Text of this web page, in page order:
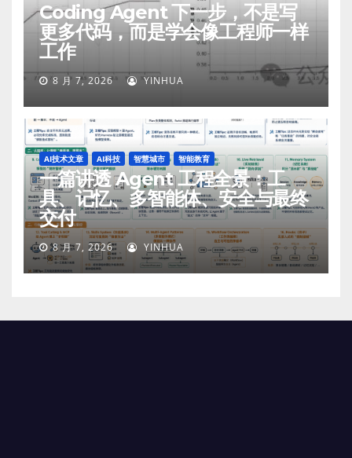
Coding Agent 下一步，不是写
更多代码，而是学会像工程师一样
工作
8 月 7, 2026 YINHUA
AI技术文章 AI科技 智慧城市 智能教育
一篇讲透 Agent 工程全景：工
具、记忆、多智能体、安全与最终
交付
8 月 7, 2026 YINHUA